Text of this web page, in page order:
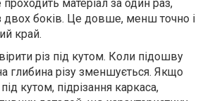
матеріал за один раз,
двох боків. Це довше, менш точно і
край.
різ під кутом. Коли підошву
глибина різу зменшується. Якщо
кутом, підрізання каркаса,